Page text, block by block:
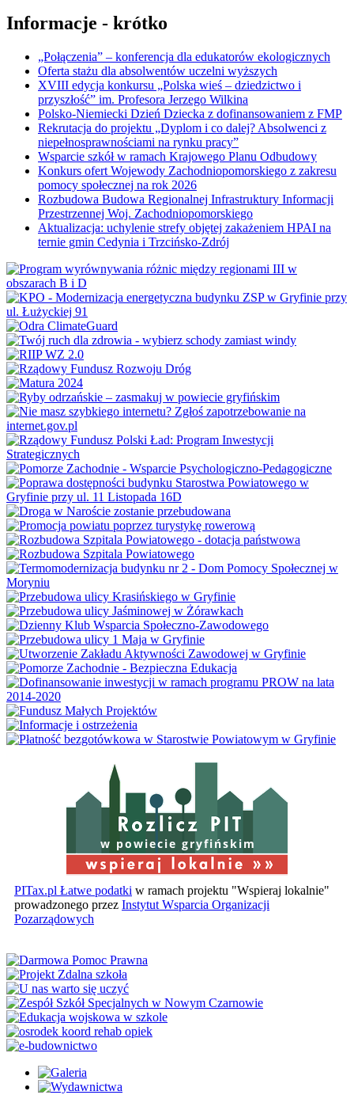
Informacje - krótko
„Połączenia” – konferencja dla edukatorów ekologicznych
Oferta stażu dla absolwentów uczelni wyższych
XVIII edycja konkursu „Polska wieś – dziedzictwo i
przyszłość” im. Profesora Jerzego Wilkina
Polsko-Niemiecki Dzień Dziecka z dofinansowaniem z FMP
Rekrutacja do projektu „Dyplom i co dalej? Absolwenci z
niepełnosprawnościami na rynku pracy”
Wsparcie szkół w ramach Krajowego Planu Odbudowy
Konkurs ofert Wojewody Zachodniopomorskiego z zakresu
pomocy społecznej na rok 2026
Rozbudowa Budowa Regionalnej Infrastruktury Informacji
Przestrzennej Woj. Zachodniopomorskiego
Aktualizacja: uchylenie strefy objętej zakażeniem HPAI na
ternie gmin Cedynia i Trzcińsko-Zdrój
w powiecie gryfińskim
PITax.pl Łatwe podatki w ramach projektu "Wspieraj lokalnie"
prowadzonego przez Instytut Wsparcia Organizacji
Pozarządowych